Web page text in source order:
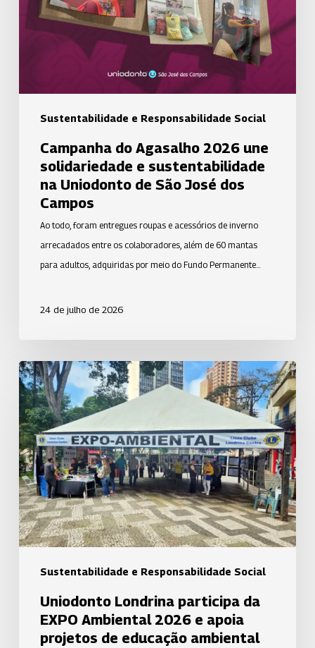
Sustentabilidade e Responsabilidade Social
solidariedade
sustentabilidade
Uniodonto
José
Campos
Campanha do Agasalho 2026 une
solidariedade e sustentabilidade
na Uniodonto de São José dos
Campos
Ao todo, foram entregues roupas e acessórios de inverno
arrecadados entre os colaboradores, além de 60 mantas
para adultos, adquiridas por meio do Fundo Permanente…
24 de julho de 2026
Sustentabilidade e Responsabilidade Social
Uniodonto
Londrina
participa
da
EXPO
Ambiental
2026
e
apoia
projetos
ambiental
Uniodonto Londrina participa da
EXPO Ambiental 2026 e apoia
projetos de educação ambiental